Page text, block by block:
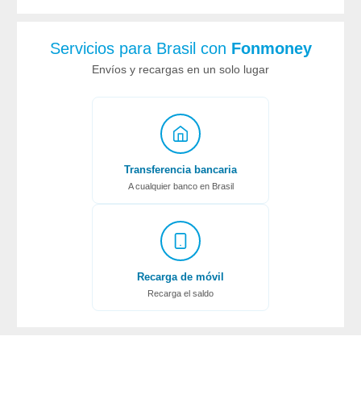
Servicios para Brasil con Fonmoney
Envíos y recargas en un solo lugar
Transferencia bancaria
A cualquier banco en Brasil
Recarga de móvil
Recarga el saldo